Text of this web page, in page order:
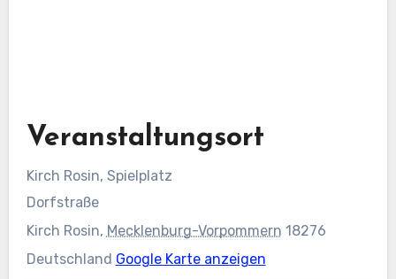
Veranstaltungsort
Kirch Rosin, Spielplatz
Dorfstraße
Kirch Rosin, Mecklenburg-Vorpommern 18276
Deutschland Google Karte anzeigen